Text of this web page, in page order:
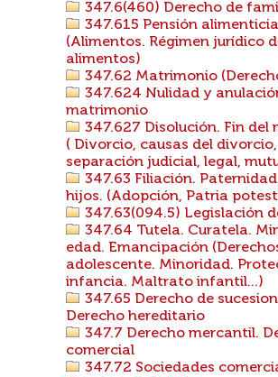
347.6(460) Derecho de
347.615 Pensión
(Alimentos. Régimen jurídico
alimentos)
347.62 Matrimonio
347.624 Nulidad y
matrimonio
347.627 Disolución. Fin del
( Divorcio, causas del divorcio,
separación judicial, legal,
347.63 Filiación.
hijos. (Adopción, Patria
347.63(094.5) Legislación
347.64 Tutela. Curatela.
edad. Emancipación
adolescente. Minoridad.
infancia. Maltrato infantil...)
347.65 Derecho de
Derecho hereditario
347.7 Derecho mercantil.
comercial
347.72 Sociedades